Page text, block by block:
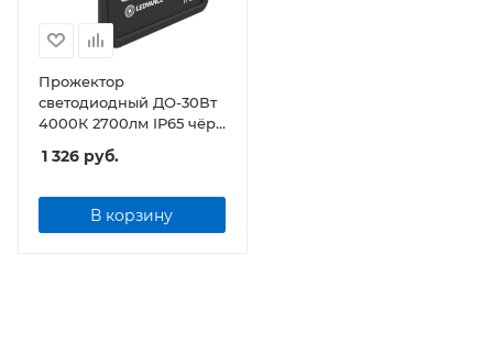
Прожектор
светодиодный ДО-30Вт
4000К 2700лм IP65 чёр
1 326 руб.
В корзину